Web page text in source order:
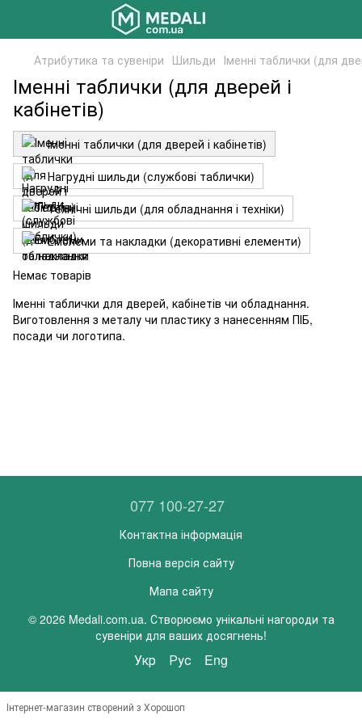
Атрибутика та сувеніри Шильди Іменні таблички (для
Іменні таблички (для дверей і
кабінетів)
Іменні таблички (для дверей і кабінетів)
Нагрудні шильди (службові таблички)
Технічні шильди (для обладнання і техніки)
Емблеми та накладки (декоративні елементи)
Немає товарів
Іменні таблички для дверей, кабінетів чи обладнання.
Виготовлення з металу чи пластику з нанесенням ПІБ,
посади чи логотипа.
077 100-27-27
Контактна інформація
Повна версія сайту
Мапа сайту
© 2026 Medali.com.ua. Створюємо унікальні нагороди та
сувеніри для ваших досягнень!
Укр Рус Eng
Інтернет-магазин створений з Хорошоп